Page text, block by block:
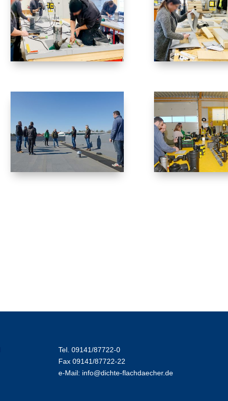
Tel. 09141/87722-0
Fax 09141/87722-22
e-Mail: info@dichte-flachdaecher.de